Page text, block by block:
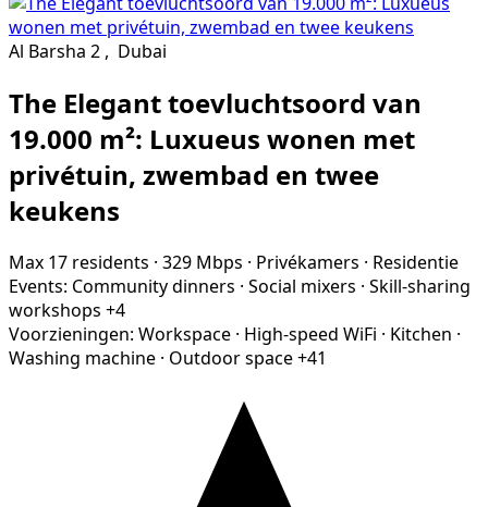
Al Barsha 2 , Dubai
The Elegant toevluchtsoord van
19.000 m²: Luxueus wonen met
privétuin, zwembad en twee
keukens
Max 17 residents · 329 Mbps · Privékamers · Residentie
Events: Community dinners · Social mixers · Skill-sharing
workshops +4
Voorzieningen: Workspace · High-speed WiFi · Kitchen ·
Washing machine · Outdoor space+41